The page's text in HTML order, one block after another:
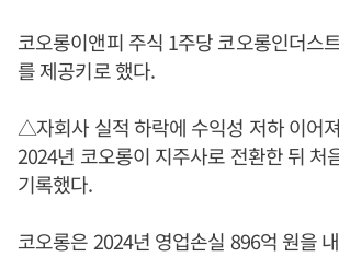
코오롱이앤피 주식 1주당 코오롱인더스
를 제공키로 했다.
△자회사 실적 하락에 수익성 저하 이어져
2024년 코오롱이 지주사로 전환한 뒤 처
기록했다.
코오롱은 2024년 영업손실 896억 원을